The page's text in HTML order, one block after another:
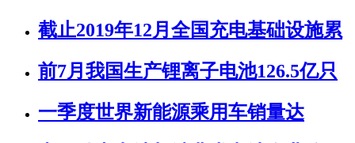
截止2019年12月全国充电基础设施累
前7月我国生产锂离子电池126.5亿只
一季度世界新能源乘用车销量达